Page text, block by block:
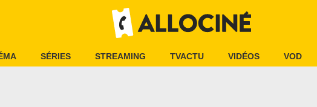
SÉRIES STREAMING TVACTU VIDÉOS VOD